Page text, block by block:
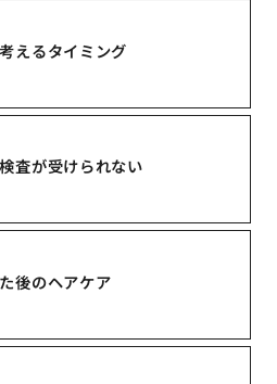
えるタイミング
査が受けられない
後のヘアケア